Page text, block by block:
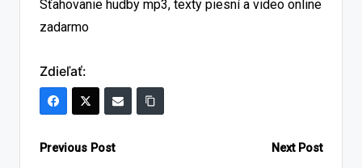
Sťahovanie hudby mp3, texty piesní a video online
zadarmo
Zdieľať:
Post
Previous Post Next Post